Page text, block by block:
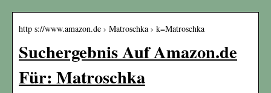
http s://www.amazon.de › Matroschka › k=Matroschka
Suchergebnis Auf Amazon.de
Für: Matroschka